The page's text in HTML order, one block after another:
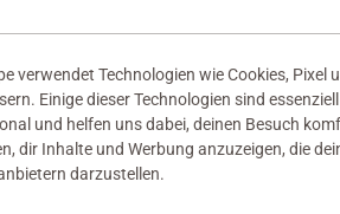
verwendet Technologien wie Cookies, Pixel
Einige dieser Technologien sind
und helfen uns dabei, deinen Besuch
dir Inhalte und Werbung anzuzeigen, die
darzustellen.